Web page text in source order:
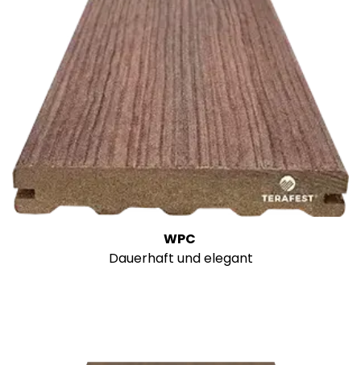
WPC
Dauerhaft und elegant